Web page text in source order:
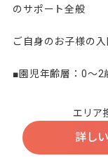
のサポート全般
ご自身のお子様の入
■園児年齢層：0～2
エリア
詳し